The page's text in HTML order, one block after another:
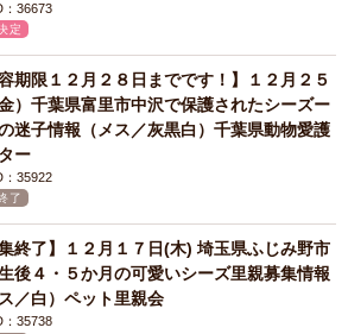
：36673
定
容期限１２月２８日までです！】１２月２５
）千葉県富里市中沢で保護されたシーズー
迷子情報（メス／灰黒白）千葉県動物愛護
ー
：35922
了
集終了】１２月１７日(木) 埼玉県ふじみ野市
後４・５か月の可愛いシーズ里親募集情報
ス／白）ペット里親会
：35738